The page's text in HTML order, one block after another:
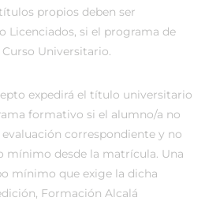
propios deben ser
Licenciados, si el programa de
Universitario.
expedirá el título universitario
formativo si el alumno/a no
correspondiente y no
mínimo desde la matrícula. Una
mínimo que exige la dicha
Formación Alcalá